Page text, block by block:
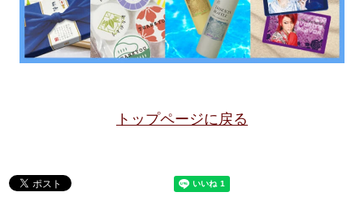
トップページに戻る